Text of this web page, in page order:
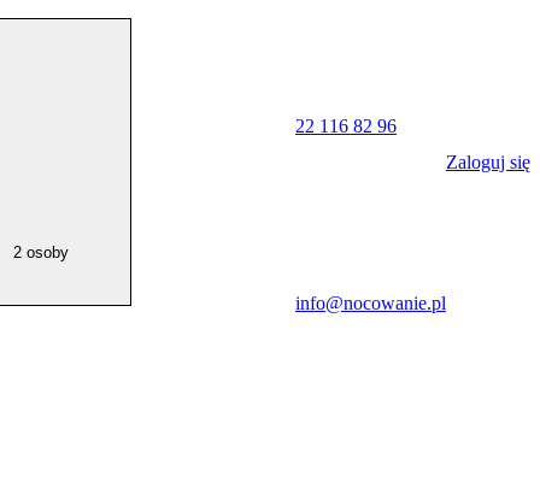
2 osoby
22 116 82 96
info@nocowanie.pl
Zaloguj się